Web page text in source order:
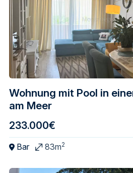
Wohnung mit Pool in
am Meer
233.000€
Bar 83m2